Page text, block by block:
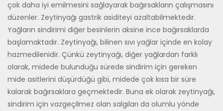
çok daha iyi emilmesini sağlayarak bağırsakların çalışmasını
düzenler. Zeytinyağı gastrik asiditeyi azaltabilmektedir.
Yağların sindirimi diğer besinlerin aksine ince bağırsaklarda
başlamaktadır. Zeytinyağı, bilinen sıvı yağlar içinde en kolay
hazmedilenidir. Çünkü zeytinyağı, diğer yağlardan farklı
olarak, midede bulunduğu sürede sindirim için gereken
mide asitlerini düşürdüğü gibi, midede çok kısa bir süre
kalarak bağırsaklara geçmektedir. Buna ek olarak zeytinyağı,
sindirim için vazgeçilmez olan salgıları da olumlu yönde